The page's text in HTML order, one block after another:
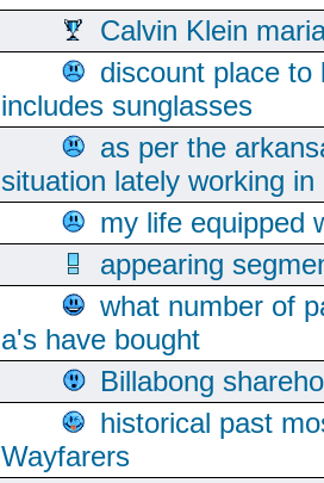
Calvin Klein
discount place
includes sunglasses
as per the
situation lately working
my life equipped
appearing
what number of
a's have bought
Billabong
historical past
Wayfarers